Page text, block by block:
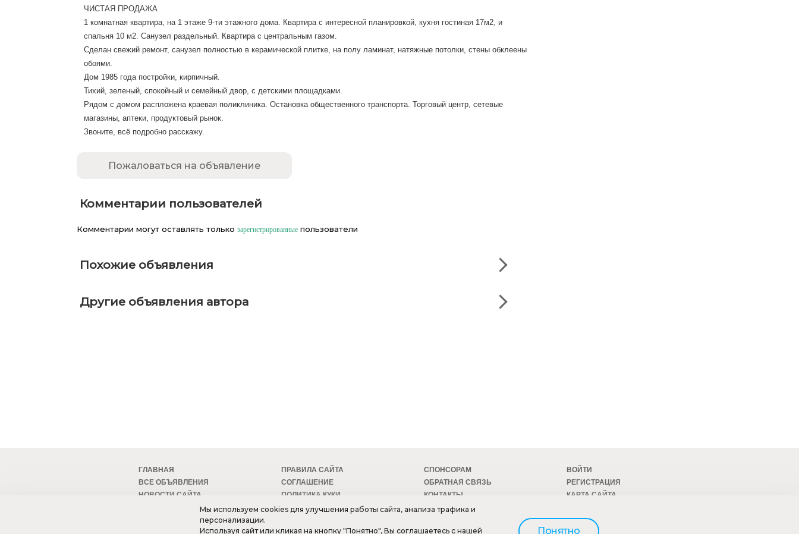
ЧИСТАЯ ПРОДАЖА
1 комнатная квартира, на 1 этаже 9-ти этажного дома. Квартира с интересной планировкой, кухня гостиная 17м2, и
спальня 10 м2. Санузел раздельный. Квартира с центральным газом.
Сделан свежий ремонт, санузел полностью в керамической плитке, на полу ламинат, натяжные потолки, стены обклеены
обоями.
Дом 1985 года постройки, кирпичный.
Тихий, зеленый, спокойный и семейный двор, с детскими площадками.
Рядом с домом распложена краевая поликлиника. Остановка общественного транспорта. Торговый центр, сетевые
магазины, аптеки, продуктовый рынок.
Звоните, всё подробно расскажу.
Пожаловаться на объявление
Комментарии пользователей
Комментарии могут оставлять только зарегистрированные пользователи
Похожие объявления
Другие объявления автора
ГЛАВНАЯ
ВСЕ ОБЪЯВЛЕНИЯ
НОВОСТИ САЙТА
МОБИЛЬНАЯ ВЕРСИЯ
ПРАВИЛА САЙТА
СОГЛАШЕНИЕ
ПОЛИТИКА КУКИ
БЕЗОПАСНОСТЬ
СПОНСОРАМ
ОБРАТНАЯ СВЯЗЬ
КОНТАКТЫ
ТЕХПОДДЕРЖКА
ВОЙТИ
РЕГИСТРАЦИЯ
КАРТА САЙТА
Мы используем cookies для улучшения работы сайта, анализа трафика и
персонализации.
Используя сайт или кликая на кнопку "Понятно", Вы соглашаетесь с нашей
Понятно